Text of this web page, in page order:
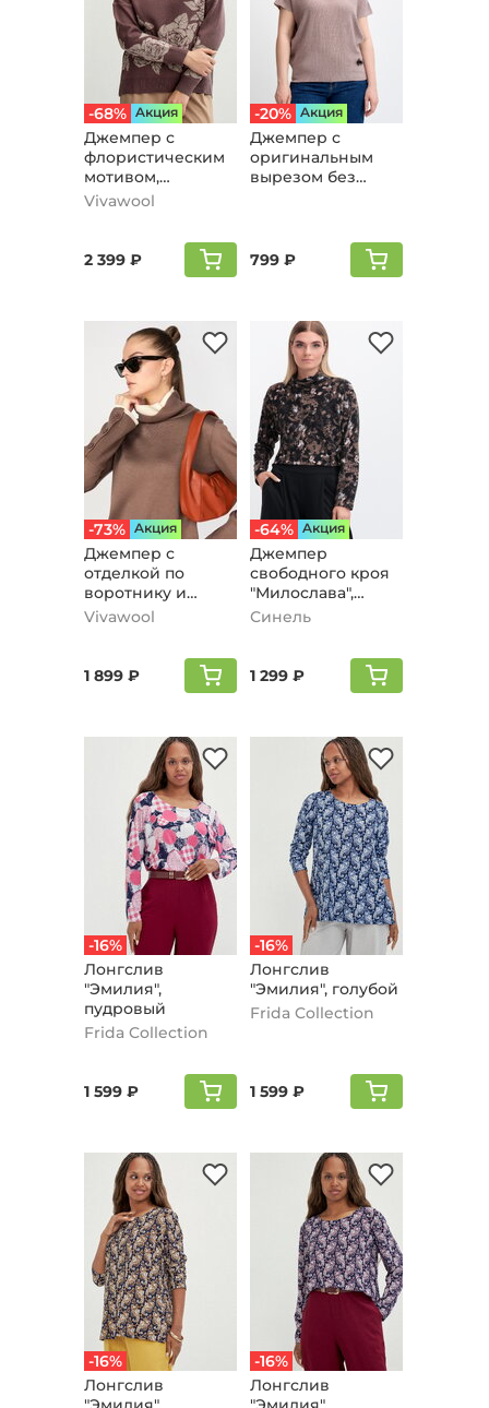
-68% Aкция
Джемпер с
флористическим
мотивом,
кофейный
Vivawool
2 399 ₽
-20% Aкция
Джемпер с
оригинальным
вырезом без
799 ₽
-73% Aкция
Джемпер с
отделкой по
воротнику и
манжетам,
Vivawool
1 899 ₽
-64% Aкция
Джемпер
свободного кроя
"Милослава",
коричневый
Синель
1 299 ₽
-16%
Лонгслив
"Эмилия",
пудровый
Frida Collection
1 599 ₽
-16%
Лонгслив
"Эмилия", голубой
Frida Collection
1 599 ₽
-16%
Лонгслив
-16%
Лонгслив